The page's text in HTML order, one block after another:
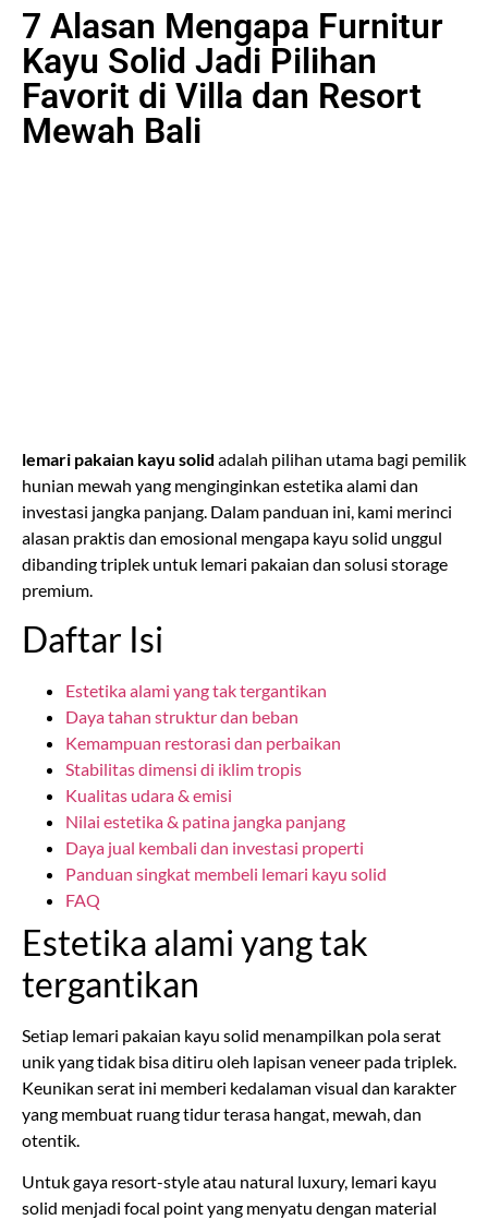
7 Alasan Mengapa Furnitur
Kayu Solid Jadi Pilihan
Favorit di Villa dan Resort
Mewah Bali
lemari pakaian kayu solid adalah pilihan utama bagi pemilik
hunian mewah yang menginginkan estetika alami dan
investasi jangka panjang. Dalam panduan ini, kami merinci
alasan praktis dan emosional mengapa kayu solid unggul
dibanding triplek untuk lemari pakaian dan solusi storage
premium.
Daftar Isi
Estetika alami yang tak tergantikan
Daya tahan struktur dan beban
Kemampuan restorasi dan perbaikan
Stabilitas dimensi di iklim tropis
Kualitas udara & emisi
Nilai estetika & patina jangka panjang
Daya jual kembali dan investasi properti
Panduan singkat membeli lemari kayu solid
FAQ
Estetika alami yang tak
tergantikan
Setiap lemari pakaian kayu solid menampilkan pola serat
unik yang tidak bisa ditiru oleh lapisan veneer pada triplek.
Keunikan serat ini memberi kedalaman visual dan karakter
yang membuat ruang tidur terasa hangat, mewah, dan
otentik.
Untuk gaya resort-style atau natural luxury, lemari kayu
solid menjadi focal point yang menyatu dengan material